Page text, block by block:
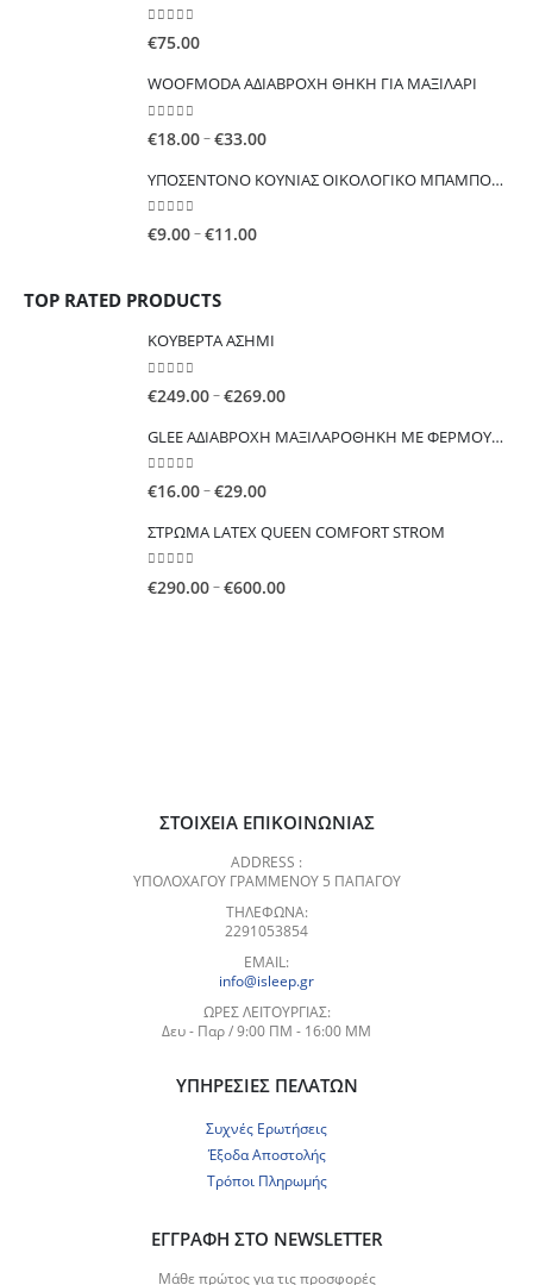
0out of 5
€75.00
WOOFMODA ΑΔΙΑΒΡΟΧΗ ΘΗΚΗ ΓΙΑ ΜΑΞΙΛΑΡΙ
€18.00–€33.00Price
€18.00
ΥΠΟΣΕΝΤΟΝΟ ΚΟΥΝΙΑΣ ΟΙΚΟΛΟΓΙΚΟ ΜΠΑΜΠΟΥ ΑΔΙΑΒΡΟΧΟ ΠΟΛΛΑΠΛΩΝ ΧΡΗΣΕΩΝ
0out of 5
€9.00–€11.00Price
€11.00
TOP RATED PRODUCTS
ΚΟΥΒΕΡΤΑ ΑΣΗΜΙ
€249.00–€269.00Price
€249.00
GLEE ΑΔΙΑΒΡΟΧΗ ΜΑΞΙΛΑΡΟΘΗΚΗ ΜΕ ΦΕΡΜΟΥΑΡ
0out of 5
€16.00–€29.00Price
€16.00
€29.00
ΣΤΡΩΜΑ LATEX QUEEN COMFORT STROM
€290.00–€600.00Price
ΣΤΟΙΧΕΊΑ ΕΠΙΚΟΙΝΩΝΊΑΣ
ADDRESS :
ΥΠΟΛΟΧΑΓΟΥ ΓΡΑΜΜΕΝΟΥ 5 ΠΑΠΑΓΟΥ
ΤΗΛΈΦΩΝΑ:
2291053854
EMAIL:
info@isleep.gr
ΏΡΕΣ ΛΕΙΤΟΥΡΓΊΑΣ:
Δευ - Παρ / 9:00 ΠΜ - 16:00 ΜΜ
ΥΠΗΡΕΣΊΕΣ ΠΕΛΑΤΏΝ
Συχνές Ερωτήσεις
Έξοδα Αποστολής
Τρόποι Πληρωμής
ΕΓΓΡΑΦΉ ΣΤΟ NEWSLETTER
Μάθε πρώτος για τις προσφορές